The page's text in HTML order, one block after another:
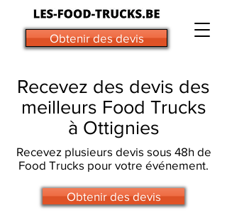
Obtenir des devis
Recevez des devis des
meilleurs Food Trucks
à Ottignies
Recevez plusieurs devis sous 48h de
Food Trucks pour votre événement.
Obtenir des devis